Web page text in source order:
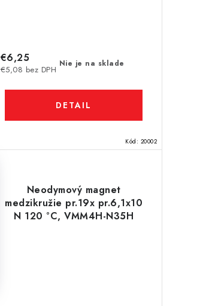
Nie je na sklade
€5,08 bez DPH
€6,25
DETAIL
Kód: 20002
Neodymový magnet
medzikružie pr.19x pr.6,1x10
N 120 °C, VMM4H-N35H